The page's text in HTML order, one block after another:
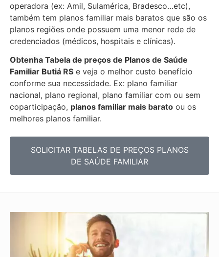
operadora (ex: Amil, Sulamérica, Bradesco…etc),
também tem planos familiar mais baratos que são os
planos regiões onde possuem uma menor rede de
credenciados (médicos, hospitais e clínicas).
Obtenha Tabela de preços de Planos de Saúde
Familiar Butiá RS e veja o melhor custo benefício
conforme sua necessidade. Ex: plano familiar
nacional, plano regional, plano familiar com ou sem
coparticipação, planos familiar mais barato ou os
melhores planos familiar.
SOLICITAR TABELAS DE PREÇOS PLANOS
DE SAÚDE FAMILIAR